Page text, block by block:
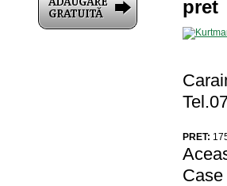
pret
PRET: